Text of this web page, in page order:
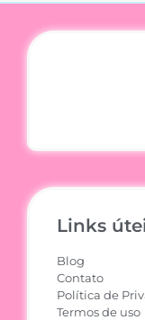
Links
Blog
Contato
Política de
Termos de uso